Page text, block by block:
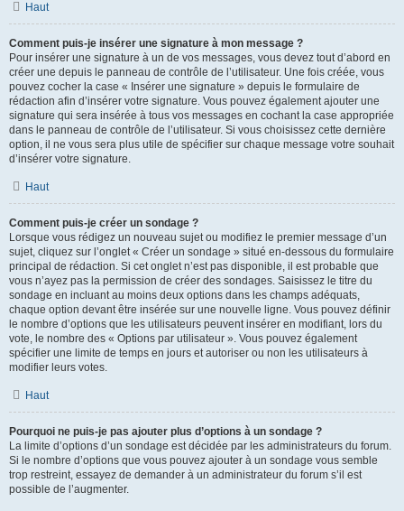
Haut
Comment puis-je insérer une signature à mon message ?
Pour insérer une signature à un de vos messages, vous devez tout d’abord en
créer une depuis le panneau de contrôle de l’utilisateur. Une fois créée, vous
pouvez cocher la case « Insérer une signature » depuis le formulaire de
rédaction afin d’insérer votre signature. Vous pouvez également ajouter une
signature qui sera insérée à tous vos messages en cochant la case appropriée
dans le panneau de contrôle de l’utilisateur. Si vous choisissez cette dernière
option, il ne vous sera plus utile de spécifier sur chaque message votre souhait
d’insérer votre signature.
Haut
Comment puis-je créer un sondage ?
Lorsque vous rédigez un nouveau sujet ou modifiez le premier message d’un
sujet, cliquez sur l’onglet « Créer un sondage » situé en-dessous du formulaire
principal de rédaction. Si cet onglet n’est pas disponible, il est probable que
vous n’ayez pas la permission de créer des sondages. Saisissez le titre du
sondage en incluant au moins deux options dans les champs adéquats,
chaque option devant être insérée sur une nouvelle ligne. Vous pouvez définir
le nombre d’options que les utilisateurs peuvent insérer en modifiant, lors du
vote, le nombre des « Options par utilisateur ». Vous pouvez également
spécifier une limite de temps en jours et autoriser ou non les utilisateurs à
modifier leurs votes.
Haut
Pourquoi ne puis-je pas ajouter plus d’options à un sondage ?
La limite d’options d’un sondage est décidée par les administrateurs du forum.
Si le nombre d’options que vous pouvez ajouter à un sondage vous semble
trop restreint, essayez de demander à un administrateur du forum s’il est
possible de l’augmenter.